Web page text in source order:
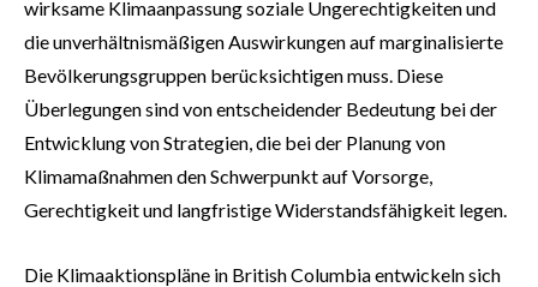
wirksame Klimaanpassung soziale Ungerechtigkeiten und
die unverhältnismäßigen Auswirkungen auf marginalisierte
Bevölkerungsgruppen berücksichtigen muss. Diese
Überlegungen sind von entscheidender Bedeutung bei der
Entwicklung von Strategien, die bei der Planung von
Klimamaßnahmen den Schwerpunkt auf Vorsorge,
Gerechtigkeit und langfristige Widerstandsfähigkeit legen.
Die Klimaaktionspläne in British Columbia entwickeln sich